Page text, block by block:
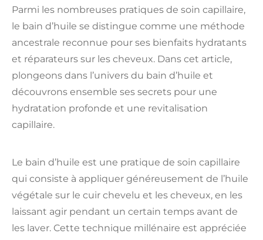
Parmi les nombreuses pratiques de soin capillaire,
le bain d’huile se distingue comme une méthode
ancestrale reconnue pour ses bienfaits hydratants
et réparateurs sur les cheveux. Dans cet article,
plongeons dans l’univers du bain d’huile et
découvrons ensemble ses secrets pour une
hydratation profonde et une revitalisation
capillaire.
Le bain d’huile est une pratique de soin capillaire
qui consiste à appliquer généreusement de l’huile
végétale sur le cuir chevelu et les cheveux, en les
laissant agir pendant un certain temps avant de
les laver. Cette technique millénaire est appréciée